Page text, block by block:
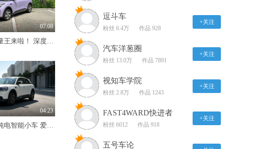
03:23
全新艾瑞泽8征服版正式
智舱动力全面进阶
【大咖专访间】东风柳汽
乘用车销售公司副总经理
陈来：与华为乾崑做亲民
智能好车
V9/V6产品总监潘文军：
把日本对MPV的成熟理解
专访莲花CEO冯擎峰，
07:08
哟！原来是销量王来啦！ 深度试驾吉利星愿
04:23
不只卖情怀的纯电智能小车 爱卡深度试驾奇瑞QQ3
逗斗车
粉丝 6.4万 作品 928
+关注
汽车洋葱圈
粉丝 13.0万 作品 7891
+关注
视知车学院
粉丝 2.8万 作品 1243
+关注
FAST4WARD快进者
粉丝 6012 作品 918
+关注
五号车论